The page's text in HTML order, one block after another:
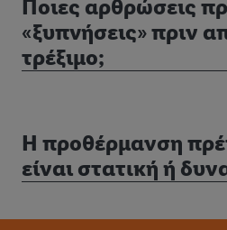
Ποιες αρθρώσεις
«ξυπνήσεις» πριν
τρέξιμο;
Η προθέρμανση
είναι στατική ή